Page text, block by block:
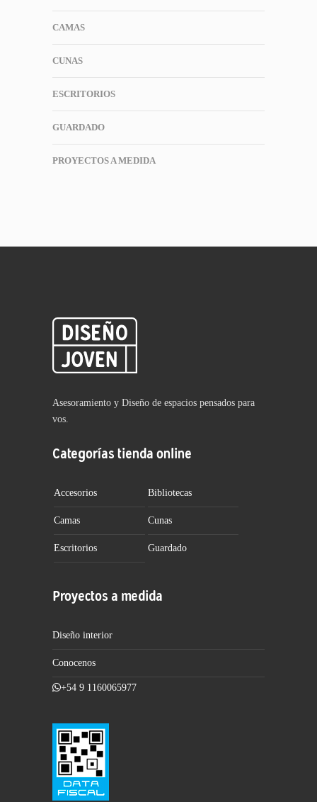
CAMAS
CUNAS
ESCRITORIOS
GUARDADO
PROYECTOS A MEDIDA
Asesoramiento y Diseño de espacios pensados para
vos.
Categorías tienda online
Accesorios Bibliotecas
Camas Cunas
Escritorios Guardado
Proyectos a medida
Diseño interior
Conocenos
+54 9 1160065977